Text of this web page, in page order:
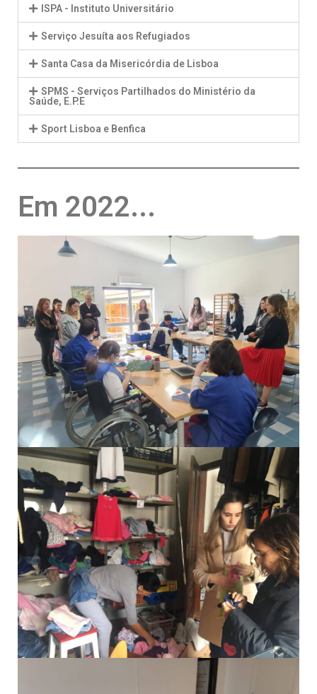
ISPA - Instituto Universitário
Serviço Jesuíta aos Refugiados
Santa Casa da Misericórdia de Lisboa
SPMS - Serviços Partilhados do Ministério da
Saúde, E.P.E
Sport Lisboa e Benfica
Em 2022...